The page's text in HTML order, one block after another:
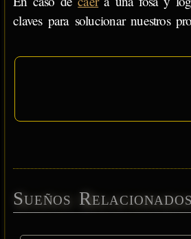
claves para solucionar nuestros
Sueños Relacionados